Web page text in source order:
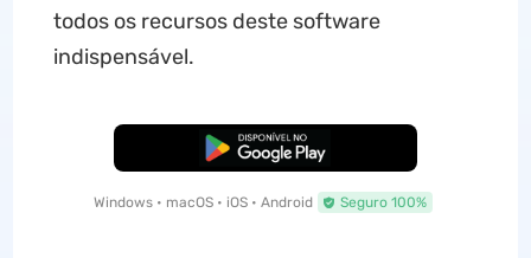
todos os recursos deste software
indispensável.
Baixar Grátis
Windows • macOS • iOS • Android Seguro 100%